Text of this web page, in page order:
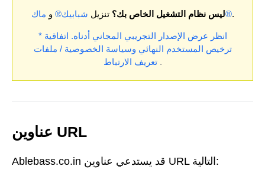
ليس نظام التشغيل الخاص بك؟ تنزيل شبابيك® و ماك®.
* انظر عرض الإصدار التجريبي المجاني أدناه. اتفاقية
ترخيص المستخدم النهائي وسياسة الخصوصية / ملفات
تعريف الارتباط.
عناوين URL
Ablebass.co.in قد يستدعي عناوين URL التالية: